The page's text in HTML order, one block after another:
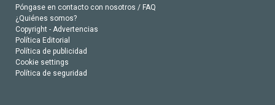
Póngase en contacto con nosotros / FAQ
¿Quiénes somos?
Copyright - Advertencias
Política Editorial
Política de publicidad
Cookie settings
Política de seguridad